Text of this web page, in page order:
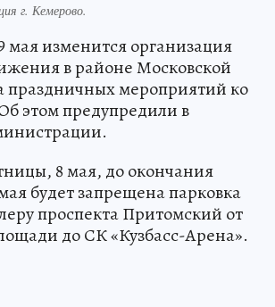
г. Кемерово.
мая изменится организация
в районе Московской
праздничных мероприятий ко
этом предупредили в
8 мая, до окончания
будет запрещена парковка
проспекта Притомский от
до СК «Кузбасс-Арена».